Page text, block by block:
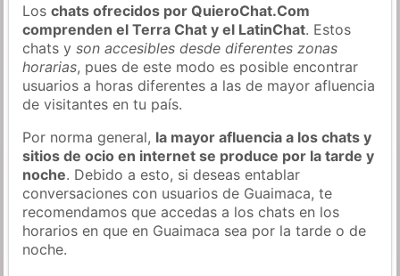
Loschats ofrecidos por QuieroChat.Com
comprenden el Terra Chat y el LatinChat. Estos
chats yson accesibles desde diferentes zonas
horarias, pues de este modo es posible encontrar
usuarios a horas diferentes a las de mayor afluencia
de visitantes en tu país.
Por norma general, la mayor afluencia a los chats y
sitios de ocio en internet se produce por la tarde y
noche. Debido a esto, si deseas entablar
conversaciones con usuarios de Guaimaca, te
recomendamos que accedas a los chats en los
horarios en que en Guaimaca sea por la tarde o de
noche.